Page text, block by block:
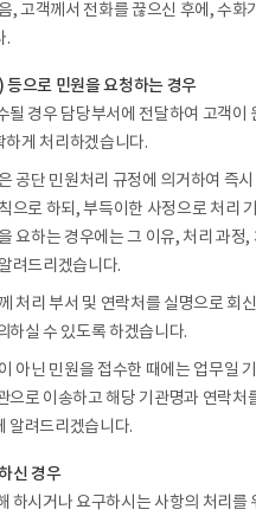
, 고객께서 전화를 끊으신 후에, 수화
.
으로 민원을 요청하는 경우
될 경우 담당부서에 전달하여 고객이
하게 처리하겠습니다.
공단 민원처리 규정에 의거하여 즉
으로 하되, 부득이한 사정으로 처리
요하는 경우에는 그 이유, 처리 과정,
려드리겠습니다.
처리 부서 및 연락처를 실명으로 회
하실 수 있도록 하겠습니다.
아닌 민원을 접수한 때에는 업무일
으로 이송하고 해당 기관명과 연락처
알려드리겠습니다.
신 경우
하시거나 요구하시는 사항의 처리를